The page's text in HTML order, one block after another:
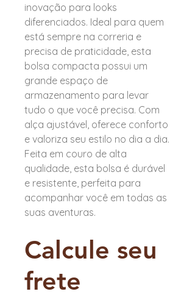
inovação para looks
diferenciados. Ideal para quem
está sempre na correria e
precisa de praticidade, esta
bolsa compacta possui um
grande espaço de
armazenamento para levar
tudo o que você precisa. Com
alça ajustável, oferece conforto
e valoriza seu estilo no dia a dia.
Feita em couro de alta
qualidade, esta bolsa é durável
e resistente, perfeita para
acompanhar você em todas as
suas aventuras.
Calcule seu
frete